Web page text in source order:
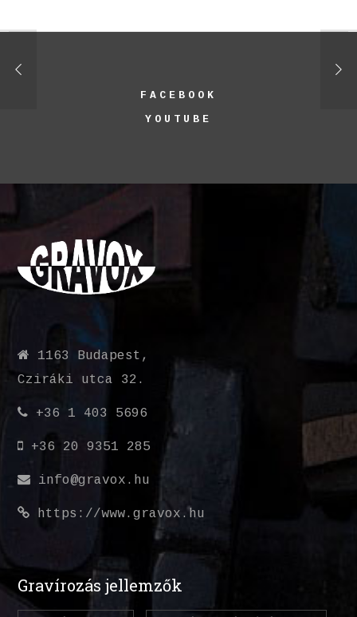
FACEBOOK
YOUTUBE
1163 Budapest,
Cziráki utca 32.
+36 1 403 5696
+36 20 9351 285
info@gravox.hu
https://www.gravox.hu
Gravírozás jellemzők